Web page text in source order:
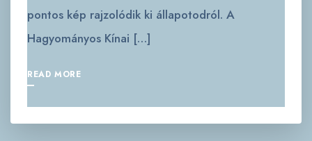
pontos kép rajzolódik ki állapotodról. A
Hagyományos Kínai […]
READ MORE